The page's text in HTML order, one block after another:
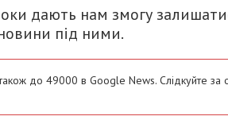
дають нам змогу
під ними.
до 49000 в Google News. Слідкуйте за